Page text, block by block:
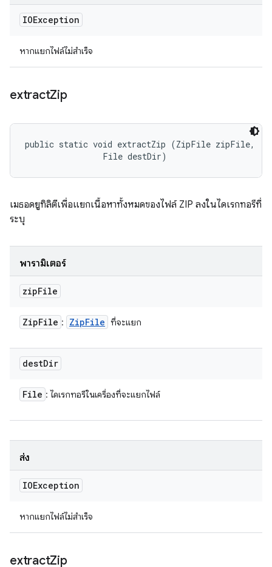
IOException
หากแยกไฟล์ไม่สำเร็จ
extractZip
public static void extractZip (ZipFile zipFile,
                File destDir)
เมธอดยูทิลิตีเพื่อแยกเนื้อหาทั้งหมดของไฟล์ ZIP ลงในไดเรกทอรีที่
ระบุ
พารามิเตอร์
zipFile
ZipFile : ZipFile ที่จะแยก
destDir
File : ไดเรกทอรีในเครื่องที่จะแยกไฟล์
ส่ง
IOException
หากแยกไฟล์ไม่สำเร็จ
extractZip